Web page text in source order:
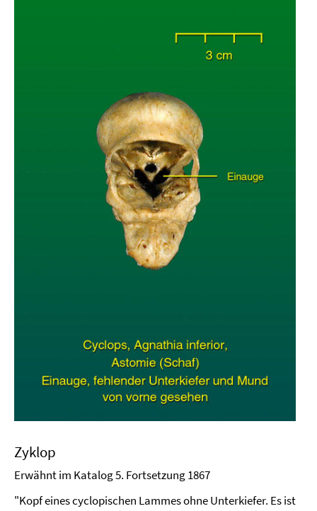
Zyklop
Erwähnt im Katalog 5. Fortsetzung 1867
"Kopf eines cyclopischen Lammes ohne Unterkiefer. Es ist